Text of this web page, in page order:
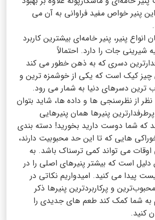
پنیر خواص مفید فراوانی به آن می
انواع پنیر، پنیر خامه‌ای بیشترین کاربرد
شیرینی جات را دارد. احتمالاً
دسری که به ذهن خطور می کند
چیز کیک است که یکی از خوشمزه ترین و
ترین دسرهای دنیا به شمار می رود.
از نظرسنجی ها و داده ها، شاید بتوان
پنیرها همان پنیرهایی
که شما دوست دارید بخورید! دسته بندی
هایی که تا این حد محبوبیت دارند،
می تواند کمی ترسناک باشد. به
است که بیشتر پنیرهای اصلی را در
پیدا می کنید. امیدواریم نکاتی در
و پرکاربردترین پنیرها ذکر
به شما کمک کند طعم های جدیدی را
کنید.